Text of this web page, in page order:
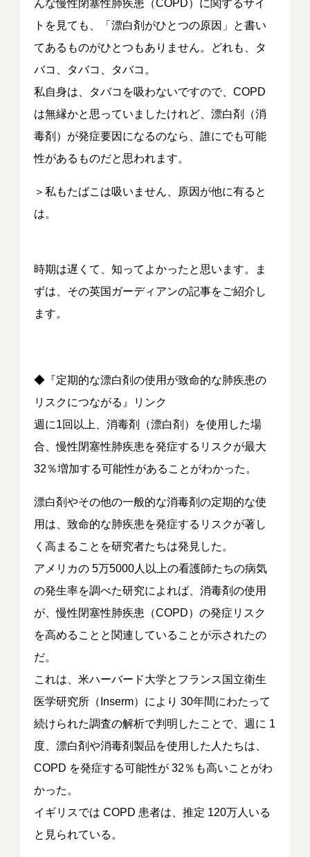
んな慢性閉塞性肺疾患（COPD）に関するサイ
トを見ても、「漂白剤がひとつの原因」と書い
てあるものがひとつもありません。どれも、タ
バコ、タバコ、タバコ。
私自身は、タバコを吸わないですので、COPD
は無縁かと思っていましたけれど、漂白剤（消
毒剤）が発症要因になるのなら、誰にでも可能
性があるものだと思われます。
＞私もたばこは吸いません、原因が他に有ると
は。
時期は遅くて、知ってよかったと思います。ま
ずは、その英国ガーディアンの記事をご紹介し
ます。
◆『定期的な漂白剤の使用が致命的な肺疾患の
リスクにつながる』リンク
週に1回以上、消毒剤（漂白剤）を使用した場
合、慢性閉塞性肺疾患を発症するリスクが最大
32％増加する可能性があることがわかった。
漂白剤やその他の一般的な消毒剤の定期的な使
用は、致命的な肺疾患を発症するリスクが著し
く高まることを研究者たちは発見した。
アメリカの 5万5000人以上の看護師たちの病気
の発生率を調べた研究によれば、消毒剤の使用
が、慢性閉塞性肺疾患（COPD）の発症リスク
を高めることと関連していることが示されたの
だ。
これは、米ハーバード大学とフランス国立衛生
医学研究所（Inserm）により 30年間にわたって
続けられた調査の解析で判明したことで、週に 1
度、漂白剤や消毒剤製品を使用した人たちは、
COPD を発症する可能性が 32％も高いことがわ
かった。
イギリスでは COPD 患者は、推定 120万人いる
と見られている。